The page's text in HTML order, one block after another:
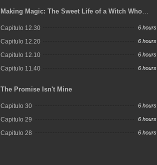
Making Magic: The Sweet Life of a Witch Who
Capitulo 12.30 6 hours
Capitulo 12.20 6 hours
Capitulo 12.10 6 hours
Capitulo 11.40 6 hours
The Promise Isn't Mine
Capitulo 30 6 hours
Capitulo 29 6 hours
Capitulo 28 6 hours